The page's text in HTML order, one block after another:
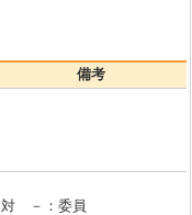
備考
－：委員